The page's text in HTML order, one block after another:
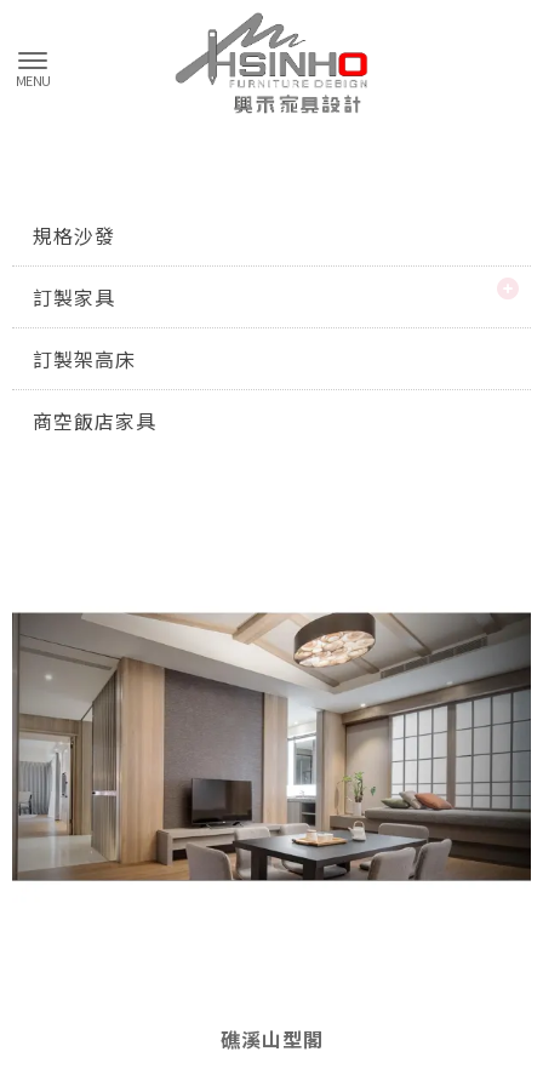
規格沙發
訂製家具
訂製架高床
商空飯店家具
礁溪山型閣